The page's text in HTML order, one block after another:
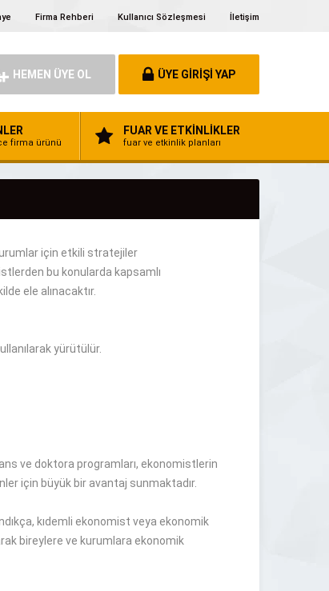
Firma Rehberi Kullanıcı Sözleşmesi İletişim
HEMEN ÜYE OL ÜYE GİRİŞİ YAP
firma ürünü
FUAR VE ETKİNLİKLER
fuar ve etkinlik planları
için etkili stratejiler
bu konularda kapsamlı
ele alınacaktır.
yürütülür.
ve doktora programları, ekonomistlerin
için büyük bir avantaj sunmaktadır.
kıdemli ekonomist veya ekonomik
bireylere ve kurumlara ekonomik